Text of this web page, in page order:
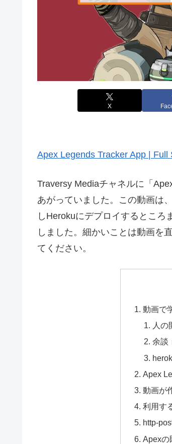
X
Apex Legends Tracker App | Full
Traversy Mediaチャネルに「
あがっていました。この動画は
しHerokuにデプロイするところ
しました。細かいことは動画を
てください。
動画で
人の
余談
Apex
動画が
利用す
http-
Apexの